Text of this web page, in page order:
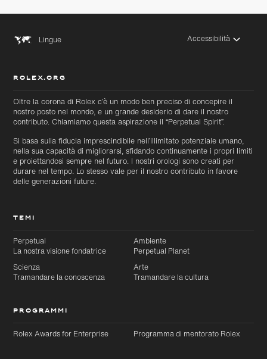
Lingue Accessibilità
ROLEX.ORG
Oltre la corona di Rolex c’è un modo ben preciso di concepire il
nostro posto nel mondo, e un grande desiderio di dare il nostro
contributo. Chiamiamo questa aspirazione il “Perpetual Spirit”.
Si basa sulla fiducia imprescindibile nell’illimitato potenziale umano,
nella sua capacità di migliorarsi, sfidando continuamente i propri limiti
e proiettandosi sempre nel futuro. I nostri orologi sono creati per
durare nel tempo. Lo stesso vale per il nostro contributo in favore
delle generazioni future.
TEMI
Perpetual
La nostra visione fondatrice
Ambiente
Perpetual Planet
Scienza
Tramandare la conoscenza
Arte
Tramandare la cultura
PROGRAMMI
Rolex Awards for Enterprise Programma di mentorato Rolex